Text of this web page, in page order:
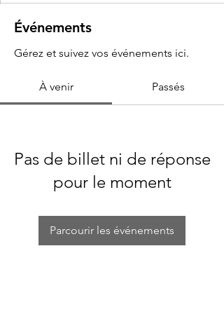
Événements
Gérez et suivez vos événements ici.
À venir Passés
Pas de billet ni de réponse
pour le moment
Parcourir les événements